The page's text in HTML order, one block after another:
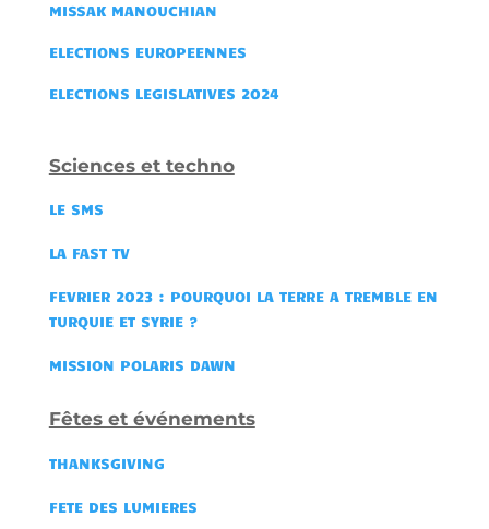
MISSAK MANOUCHIAN
ELECTIONS EUROPEENNES
ELECTIONS LEGISLATIVES 2024
Sciences et techno
LE SMS
LA FAST TV
FEVRIER 2023 : POURQUOI LA TERRE A TREMBLE EN
TURQUIE ET SYRIE ?
MISSION POLARIS DAWN
Fêtes et événements
THANKSGIVING
FETE DES LUMIERES